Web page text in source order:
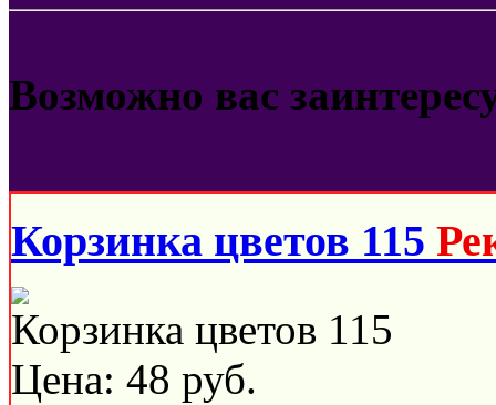
Возможно вас
Корзинка цветов 115
Корзинка цветов 115
Цена: 48 руб.